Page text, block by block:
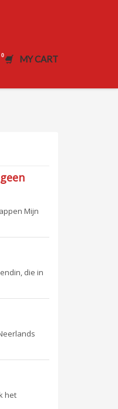
MY CART
Mijn
die in
het